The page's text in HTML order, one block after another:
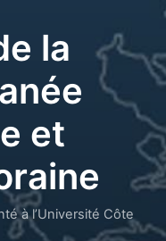
la
et
à l’Université Côte